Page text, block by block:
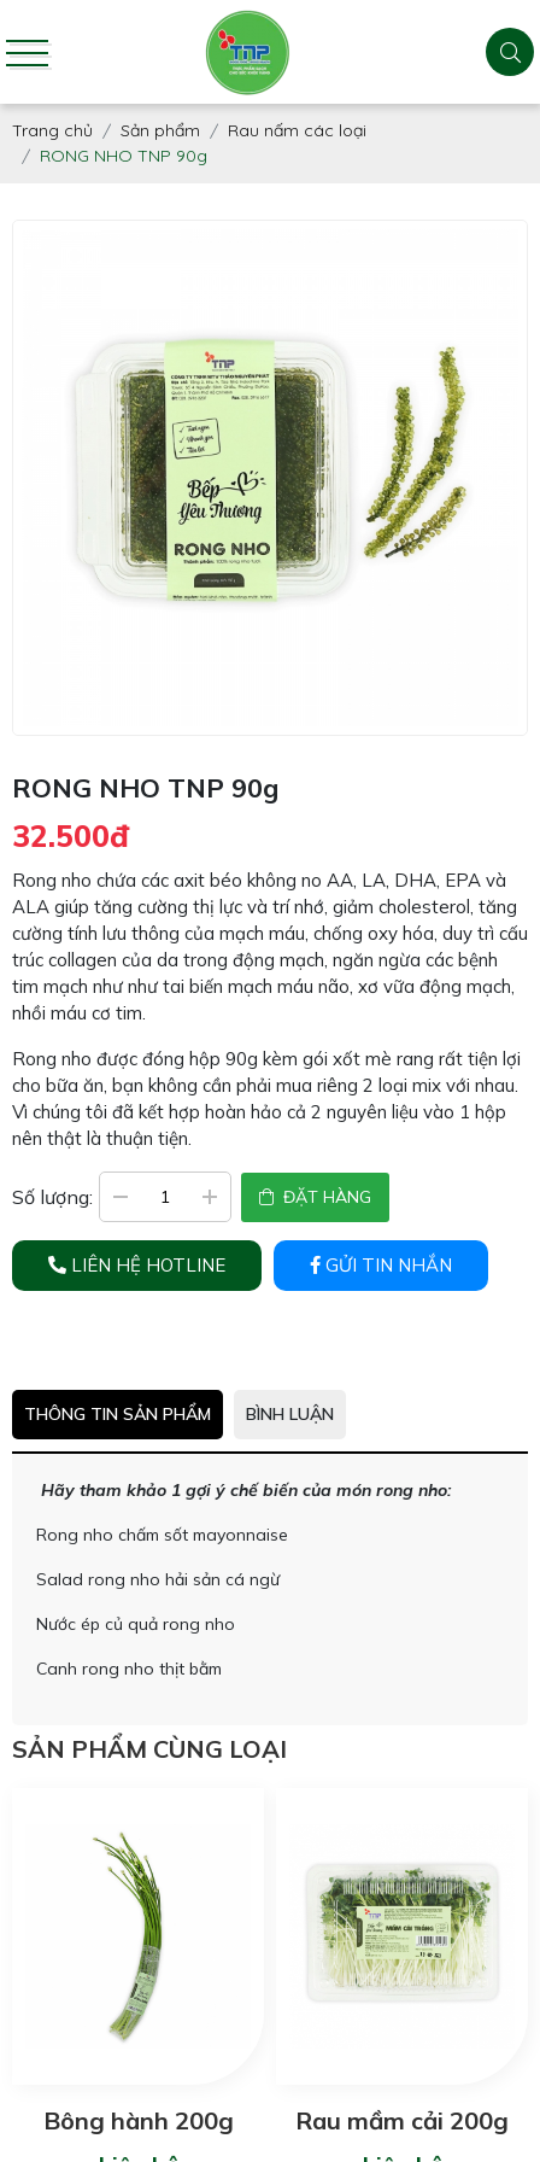
Trang chủ Sản phẩm
Rau nấm các loại
RONG NHO TNP 90g
RONG NHO TNP 90g
32.500đ
Rong nho chứa các axit béo không no AA, LA, DHA, EPA và
ALA giúp tăng cường thị lực và trí nhớ, giảm cholesterol, tăng
cường tính lưu thông của mạch máu, chống oxy hóa, duy trì cấu
trúc collagen của da trong động mạch, ngăn ngừa các bệnh
tim mạch như như tai biến mạch máu não, xơ vữa động mạch,
nhồi máu cơ tim.
Rong nho được đóng hộp 90g kèm gói xốt mè rang rất tiện lợi
cho bữa ăn, bạn không cần phải mua riêng 2 loại mix với nhau.
Vì chúng tôi đã kết hợp hoàn hảo cả 2 nguyên liệu vào 1 hộp
nên thật là thuận tiện.
Số lượng: ĐẶT HÀNG
LIÊN HỆ HOTLINE GỬI TIN NHẮN
THÔNG TIN SẢN PHẨM BÌNH LUẬN
Hãy tham khảo 1 gợi ý chế biến của món rong nho:
Rong nho chấm sốt mayonnaise
Salad rong nho hải sản cá ngừ
Nước ép củ quả rong nho
Canh rong nho thịt bằm
SẢN PHẨM CÙNG LOẠI
Bông hành 200g
Rau mầm cải 200g